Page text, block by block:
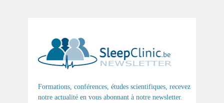
Formations, conférences, études scientifiques, recevez
notre actualité en vous abonnant à notre newsletter.